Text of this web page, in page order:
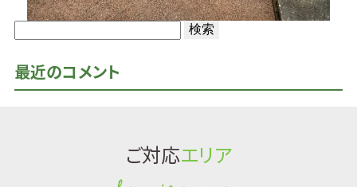
最近のコメント
ご対応エリア